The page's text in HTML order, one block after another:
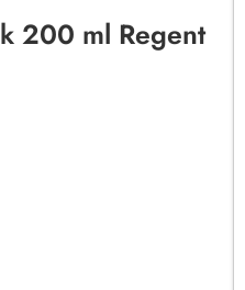
200 ml Regent